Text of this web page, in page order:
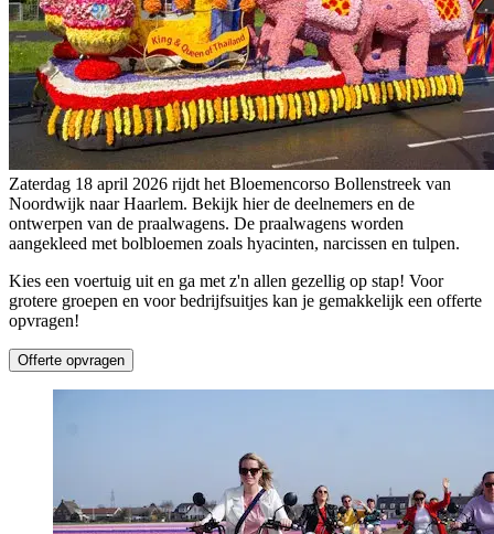
Zaterdag 18 april 2026 rijdt het Bloemencorso Bollenstreek van
Noordwijk naar Haarlem. Bekijk hier de deelnemers en de
ontwerpen van de praalwagens. De praalwagens worden
aangekleed met bolbloemen zoals hyacinten, narcissen en tulpen.
Kies een voertuig uit en ga met z'n allen gezellig op stap! Voor
grotere groepen en voor bedrijfsuitjes kan je gemakkelijk een offerte
opvragen!
Offerte opvragen